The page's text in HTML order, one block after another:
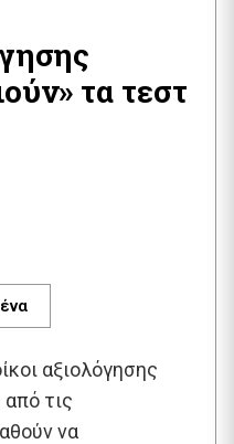
τα τεστ
αξιολόγησης
τις
να